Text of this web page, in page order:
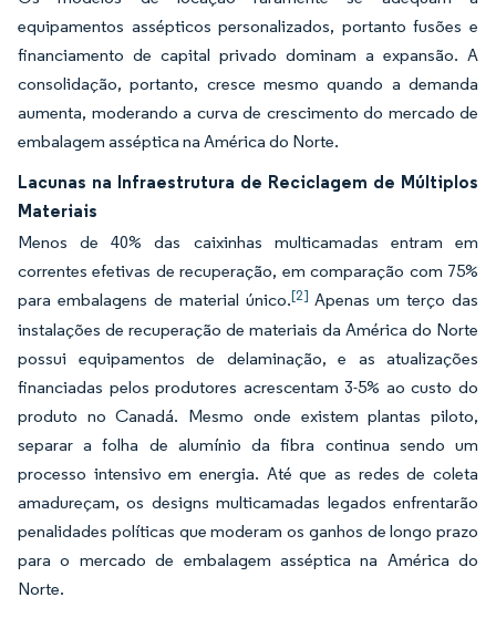
equipamentos assépticos personalizados, portanto fusões e
financiamento de capital privado dominam a expansão. A
consolidação, portanto, cresce mesmo quando a demanda
aumenta, moderando a curva de crescimento do mercado de
embalagem asséptica na América do Norte.
Lacunas na Infraestrutura de Reciclagem de Múltiplos
Materiais
Menos de 40% das caixinhas multicamadas entram em
correntes efetivas de recuperação, em comparação com 75%
para embalagens de material único.[2] Apenas um terço das
instalações de recuperação de materiais da América do Norte
possui equipamentos de delaminação, e as atualizações
financiadas pelos produtores acrescentam 3-5% ao custo do
produto no Canadá. Mesmo onde existem plantas piloto,
separar a folha de alumínio da fibra continua sendo um
processo intensivo em energia. Até que as redes de coleta
amadureçam, os designs multicamadas legados enfrentarão
penalidades políticas que moderam os ganhos de longo prazo
para o mercado de embalagem asséptica na América do
Norte.